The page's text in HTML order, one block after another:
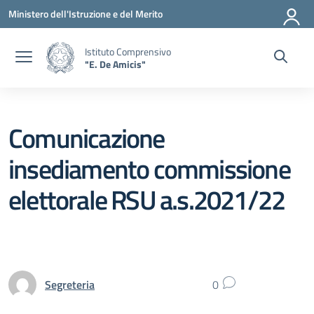
Vai ai contenuti
Vai al menu di navigazione
Vai al footer
Ministero dell'Istruzione e del Merito
Istituto Comprensivo
"E. De Amicis"
Comunicazione
insediamento commissione
elettorale RSU a.s.2021/22
Segreteria 0